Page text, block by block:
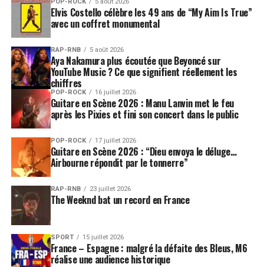
Elvis Costello célèbre les 49 ans de “My Aim Is True”
avec un coffret monumental
RAP-RNB 5 août 2026
Aya Nakamura plus écoutée que Beyoncé sur
YouTube Music ? Ce que signifient réellement les
chiffres
POP-ROCK 16 juillet 2026
Guitare en Scène 2026 : Manu Lanvin met le feu
après les Pixies et fini son concert dans le public
POP-ROCK 17 juillet 2026
Guitare en Scène 2026 : “Dieu envoya le déluge…
Airbourne répondit par le tonnerre”
RAP-RNB 23 juillet 2026
The Weeknd bat un record en France
SPORT 15 juillet 2026
France – Espagne : malgré la défaite des Bleus, M6
réalise une audience historique